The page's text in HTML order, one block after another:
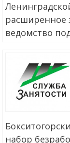
расширенное
ведомство
набор